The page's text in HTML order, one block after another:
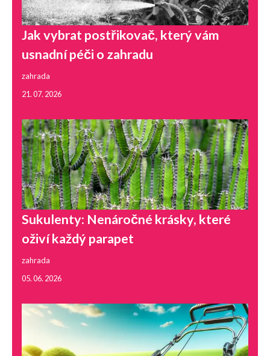
Jak vybrat postřikovač, který vám
usnadní péči o zahradu
zahrada
21. 07. 2026
Sukulenty: Nenáročné krásky, které
oživí každý parapet
zahrada
05. 06. 2026